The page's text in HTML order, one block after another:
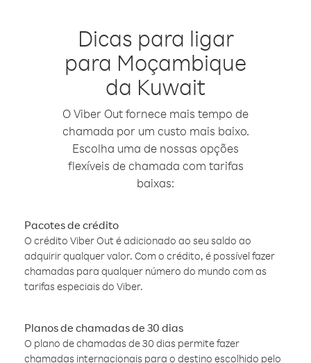
Dicas para ligar
para Moçambique
da Kuwait
O Viber Out fornece mais tempo de
chamada por um custo mais baixo.
Escolha uma de nossas opções
flexíveis de chamada com tarifas
baixas:
Pacotes de crédito
O crédito Viber Out é adicionado ao seu saldo ao
adquirir qualquer valor. Com o crédito, é possível fazer
chamadas para qualquer número do mundo com as
tarifas especiais do Viber.
Planos de chamadas de 30 dias
O plano de chamadas de 30 dias permite fazer
chamadas internacionais para o destino escolhido pelo